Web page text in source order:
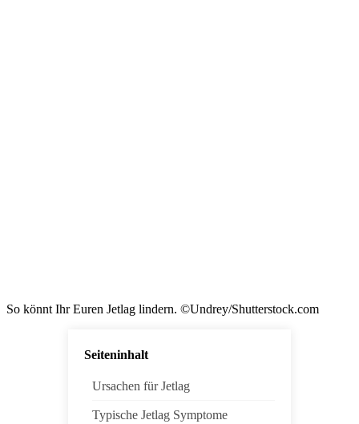
So könnt Ihr Euren Jetlag lindern. ©Undrey/Shutterstock.com
Seiteninhalt
Ursachen für Jetlag
Typische Jetlag Symptome